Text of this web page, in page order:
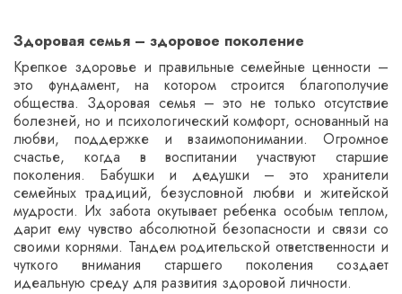
Здоровая семья – здоровое поколение
Крепкое здоровье и правильные семейные ценности –
это фундамент, на котором строится благополучие
общества. Здоровая семья – это не только отсутствие
болезней, но и психологический комфорт, основанный на
любви, поддержке и взаимопонимании. Огромное
счастье, когда в воспитании участвуют старшие
поколения. Бабушки и дедушки – это хранители
семейных традиций, безусловной любви и житейской
мудрости. Их забота окутывает ребенка особым теплом,
дарит ему чувство абсолютной безопасности и связи со
своими корнями. Тандем родительской ответственности и
чуткого внимания старшего поколения создает
идеальную среду для развития здоровой личности.